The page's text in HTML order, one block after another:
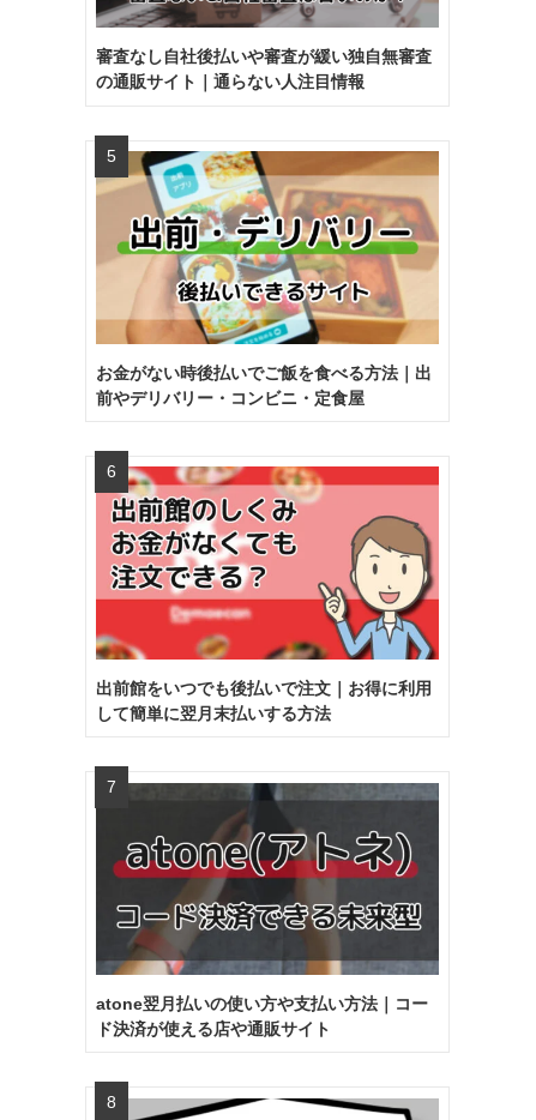
審査なし自社後払いや審査が緩い独自無審査
の通販サイト｜通らない人注目情報
お金がない時後払いでご飯を食べる方法｜出
前やデリバリー・コンビニ・定食屋
出前館をいつでも後払いで注文｜お得に利用
して簡単に翌月末払いする方法
atone翌月払いの使い方や支払い方法｜コー
ド決済が使える店や通販サイト